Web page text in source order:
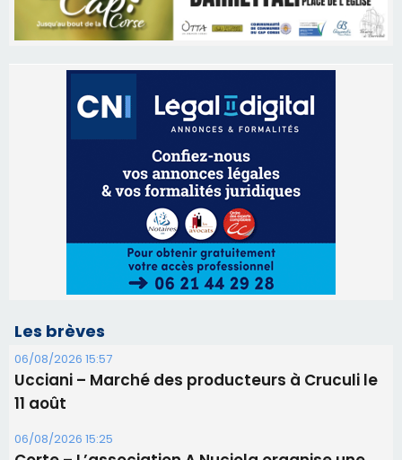
Les brèves
Ucciani – Marché des producteurs à Cruculi le
Corte – L’association A Nuciola organise une
projection sous les étoiles
Alata - Soirée Tango Argentin au stade de San
Benedetto
05/08/2026 09:53
Biguglia : messe de la Sainte-Marie et
procession le 14 août